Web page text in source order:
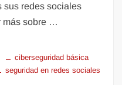
sus redes sociales
más sobre …
ciberseguridad básica
seguridad en redes sociales